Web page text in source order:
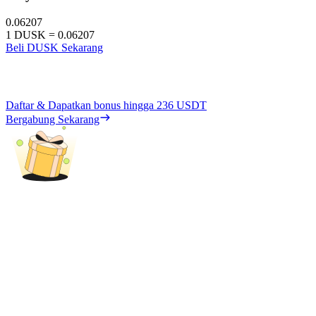
0.06207
1 DUSK = 0.06207
Beli DUSK Sekarang
Daftar & Dapatkan bonus hingga 236 USDT
Bergabung Sekarang